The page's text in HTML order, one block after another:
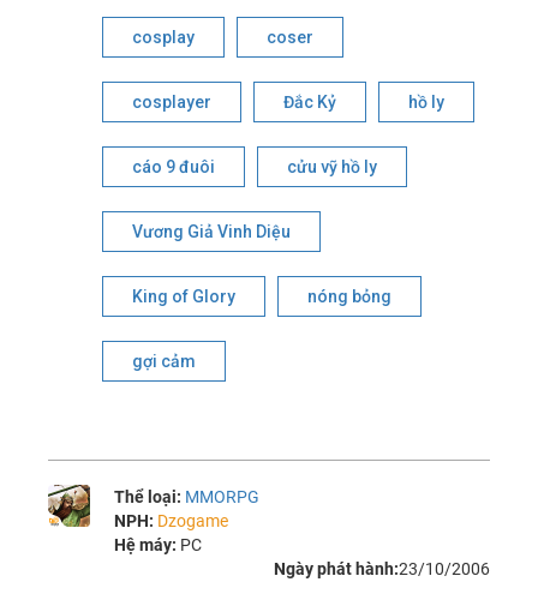
cosplay coser
cosplayer Đắc Kỷ hồ ly
cáo 9 đuôi cửu vỹ hồ ly
Vương Giả Vinh Diệu
King of Glory nóng bỏng
gợi cảm
Thể loại: MMORPG
NPH: Dzogame
Hệ máy: PC
Ngày phát hành:23/10/2006